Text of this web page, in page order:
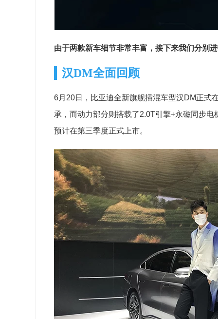
由于两款新车细节非常丰富，接下来我们分别
汉DM全面回顾
6月20日，比亚迪全新旗舰插混车型汉DM正式
承，而动力部分则搭载了2.0T引擎+永磁同步
预计在第三季度正式上市。